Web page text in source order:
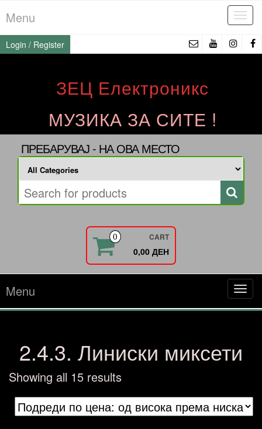
to
the
content
Menu
Login / Register
ЗЕЦ Електроникс
МУЗИКА ЗА СИТЕ !
ПРЕБАРУВАЈ - НА ОВА МЕСТО
0 CART
0,00 ДЕН
Menu
2.4.3. Линиски миксети
Showing all 15 resultsSorted
by
price: